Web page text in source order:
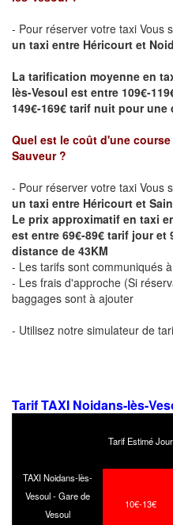
- Pour réserver votre taxi Vous
un taxi entre Héricourt et
La tarification moyenne en
lès-Vesoul est entre 109€-
149€-169€ tarif nuit pour une
Quel est le coût d'une
Sauveur ?
- Pour réserver votre taxi Vous
un taxi entre Héricourt et
Le prix approximatif en taxi
est entre 69€-89€ tarif jour
distance de 43KM
- Les tarifs sont communiqués
- Les frais d'approche (Si
baggages sont à ajouter
- Utilisez notre simulateur de
Tarif TAXI Noidans-lès-
Tarif Estimé Jour
TAXI Noidans-lès-
Vesoul - Gare de
Vesoul
10€-13€